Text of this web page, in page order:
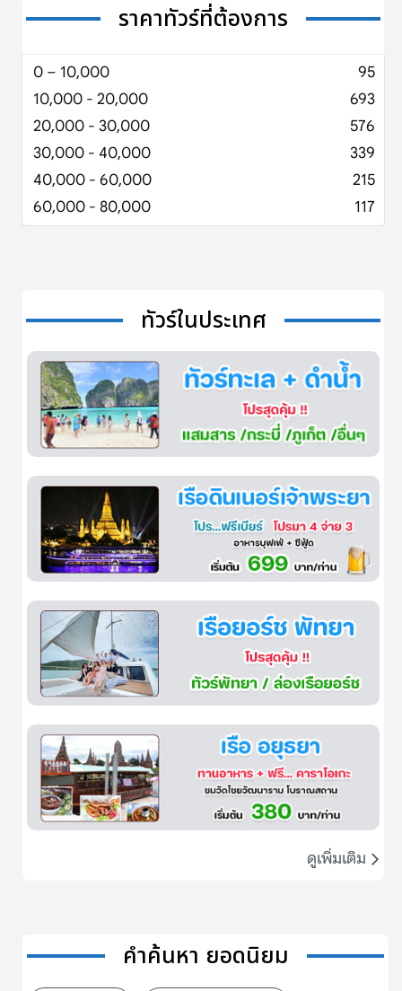
ราคาทัวร์ที่ต้องการ
0 – 10,000
95
10,000 - 20,000
693
20,000 - 30,000
576
30,000 - 40,000
339
40,000 - 60,000
215
60,000 - 80,000
117
ทัวร์ในประเทศ
ดูเพิ่มเติม
คำค้นหา ยอดนิยม